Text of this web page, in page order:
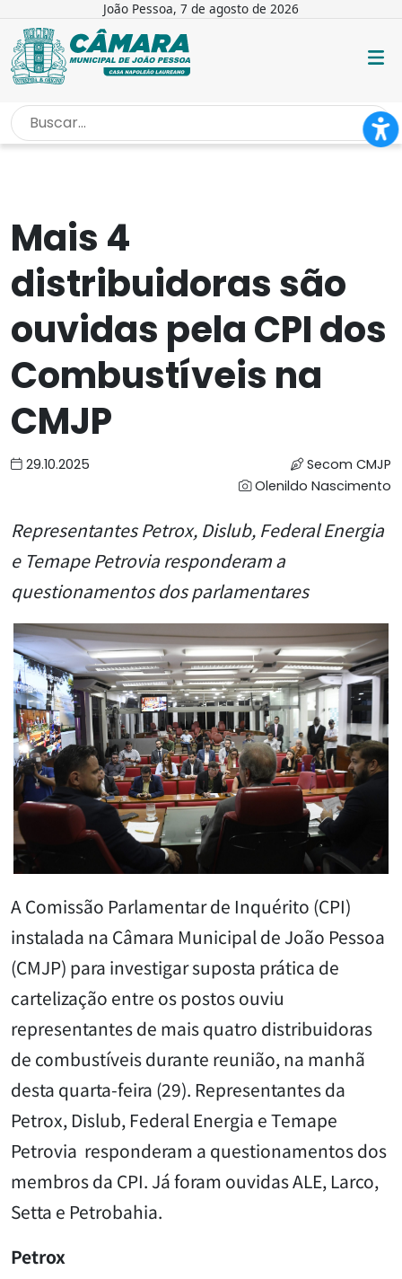
João Pessoa, 7 de agosto de 2026
INÍCIO /
Mais 4
distribuidoras são
ouvidas pela CPI dos
Combustíveis na
CMJP
29.10.2025
Secom CMJP
Olenildo Nascimento
Representantes Petrox, Dislub, Federal Energia
e Temape Petrovia responderam a
questionamentos dos parlamentares
A Comissão Parlamentar de Inquérito (CPI)
instalada na Câmara Municipal de João Pessoa
(CMJP) para investigar suposta prática de
cartelização entre os postos ouviu
representantes de mais quatro distribuidoras
de combustíveis durante reunião, na manhã
desta quarta-feira (29). Representantes da
Petrox, Dislub, Federal Energia e Temape
Petrovia responderam a questionamentos dos
membros da CPI. Já foram ouvidas ALE, Larco,
Setta e Petrobahia.
Petrox